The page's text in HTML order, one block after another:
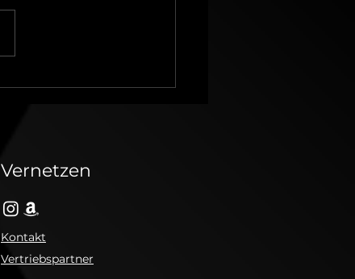
Vernetzen
Kontakt
Vertriebspartner